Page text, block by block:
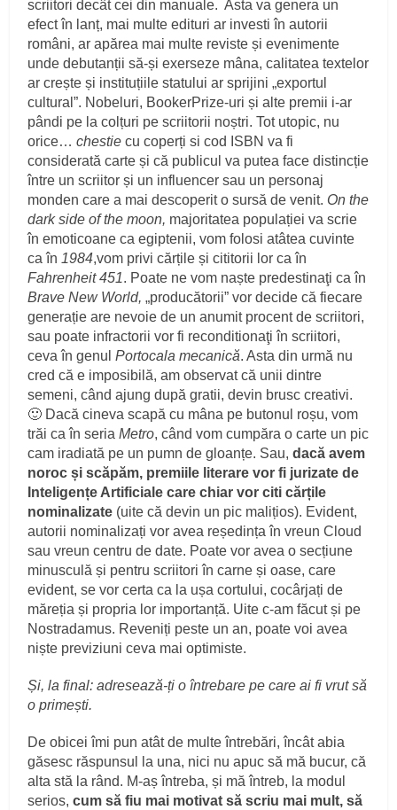
scriitori decât cei din manuale. Asta va genera un
efect în lanț, mai multe edituri ar investi în autorii
români, ar apărea mai multe reviste și evenimente
unde debutanții să-și exerseze mâna, calitatea textelor
ar crește și instituțiile statului ar sprijini „exportul
cultural”. Nobeluri, BookerPrize-uri și alte premii i-ar
pândi pe la colțuri pe scriitorii noștri. Tot utopic, nu
orice…chestiecu coperți si cod ISBN va fi
considerată carte și că publicul va putea face distincție
între un scriitor și un influencer sau un personaj
monden care a mai descoperit o sursă de venit. On the
dark side of the moon, majoritatea populației va scrie
în emoticoane ca egiptenii, vom folosi atâtea cuvinte
ca în 1984,vom privi cărțile și cititorii lor ca în
Fahrenheit 451. Poate ne vom naște predestinaţi ca în
Brave New World, „producătorii” vor decide că fiecare
generație are nevoie de un anumit procent de scriitori,
sau poate infractorii vor fi reconditionaţi în scriitori,
ceva în genulPortocala mecanică. Asta din urmă nu
cred că e imposibilă, am observat că unii dintre
semeni, când ajung după gratii, devin brusc creativi.
🙂 Dacă cineva scapă cu mâna pe butonul roșu, vom
trăi ca în seriaMetro, când vom cumpăra o carte un pic
cam iradiată pe un pumn de gloanțe. Sau,dacă avem
noroc și scăpăm, premiile literare vor fi jurizate de
Inteligențe Artificiale care chiar vor citi cărțile
nominalizate (uite că devin un pic malițios). Evident,
autorii nominalizați vor avea reședința în vreun Cloud
sau vreun centru de date. Poate vor avea o secțiune
minusculă și pentru scriitori în carne și oase, care
evident, se vor certa ca la ușa cortului, cocârjați de
măreția și propria lor importanță. Uite c-am făcut și pe
Nostradamus. Reveniți peste un an, poate voi avea
niște previziuni ceva mai optimiste.
Și, la final: adresează-ți o întrebare pe care ai fi vrut să
o primești.
De obicei îmi pun atât de multe întrebări, încât abia
găsesc răspunsul la una, nici nu apuc să mă bucur, că
alta stă la rând. M-aș întreba, și mă întreb, la modul
serios,cum să fiu mai motivat să scriu mai mult, să